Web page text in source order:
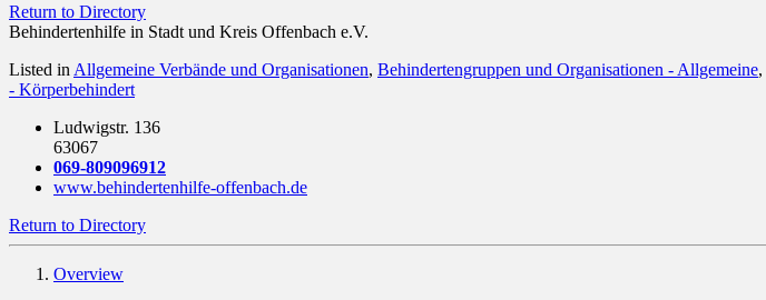
Return to Directory
Behindertenhilfe in Stadt und Kreis Offenbach e.V.
Listed in Allgemeine Verbände und Organisationen, Behindertengruppen und Organisationen - Allgemeine,
- Körperbehindert
Ludwigstr. 136
63067
069-809096912
www.behindertenhilfe-offenbach.de
Return to Directory
Overview